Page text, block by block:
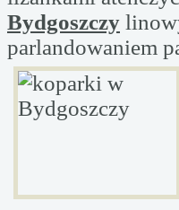
Bydgoszczy
parlandowaniem